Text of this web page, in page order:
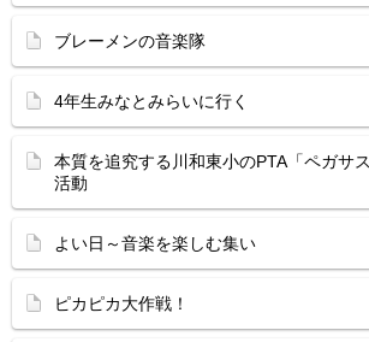
ブレーメンの音楽隊
4年生みなとみらいに行く
本質を追究する川和東小のPTA「ペガサ
活動
よい日～音楽を楽しむ集い
ピカピカ大作戦！